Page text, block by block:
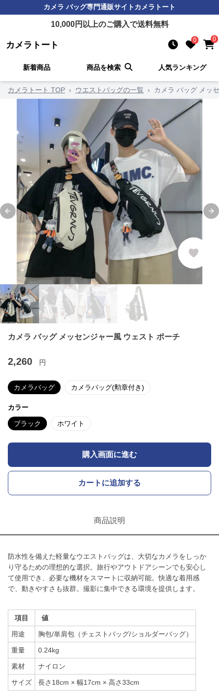
カメラ バッグ専門通販サイトカメラトート
10,000円以上のご購入で送料無料
カメラトート 0 0
新着商品 商品を検索 人気ランキング
カメラトート TOP › ウエストバッグの一覧 › カメラ バッグ メッ
Previous slide
カメラ バッグ メッセンジャー風 ウェスト ポーチ
2,260 円
カメラバッグ カメラバッグ(勲章付き)
カラー
ブラック ホワイト
購入画面に進む
カートに追加する
商品説明
防水性を備えた軽量なウエストバッグは、大切なカメラをしっか
り守るための理想的な選択。旅行やアウトドアシーンでも安心し
て使用でき、必要な機材をスマートに収納可能。快適な着用感
で、動きやすさも抜群。撮影に集中できる環境を提供します。
項目 値
用途 胸包/単肩包（チェストバッグ/ショルダーバッグ）
重量 0.24kg
素材 ナイロン
サイズ 長さ18cm × 幅17cm × 高さ33cm